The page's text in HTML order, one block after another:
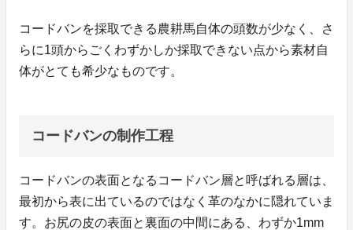
コードバンを採取できる農耕馬自体の頭数が少なく、さ
らに1頭からごくわずかしか採取できない点から素材自
体がとても希少なものです。
コードバンの制作工程
コードバンの表面となるコードバン層と呼ばれる層は、
最初から表に出ているのではなく革のなかに隠れていま
す。お尻の皮の表面と裏面の中間にある、わずか1mm